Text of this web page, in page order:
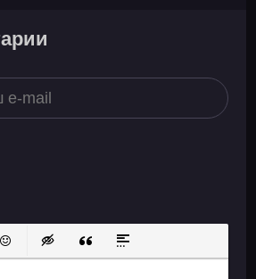
список
ссылкузащищенную ссылку
Вставить смайлик
Вставка скрытого текста
Вставка цитаты
Вставка спойлера